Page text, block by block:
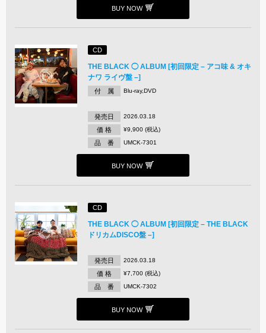
BUY NOW
CD
THE BLACK ◯ ALBUM [初回限定 – アコ味 & オキ
ナワ ライヴ盤 –]
付 属 Blu-ray,DVD
発売日 2026.03.18
価 格 ¥9,900 (税込)
品 番 UMCK-7301
BUY NOW
CD
THE BLACK ◯ ALBUM [初回限定 – THE BLACK
ドリカムDISCO盤 –]
発売日 2026.03.18
価 格 ¥7,700 (税込)
品 番 UMCK-7302
BUY NOW